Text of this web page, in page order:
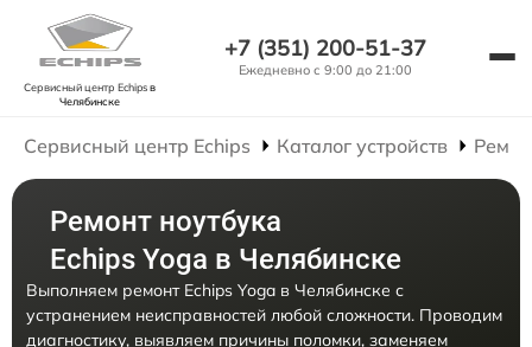
Сервисный центр Echipsв
Челябинске
+7 (351) 200-51-37
Ежедневно с 9:00 до 21:00
Сервисный центр Echips Каталог устройств
Ремонт ноутбука
Echips Yoga в Челябинске
Выполняем ремонт Echips Yoga в Челябинске с
устранением неисправностей любой сложности. Проводим
диагностику, выявляем причины поломки, заменяем